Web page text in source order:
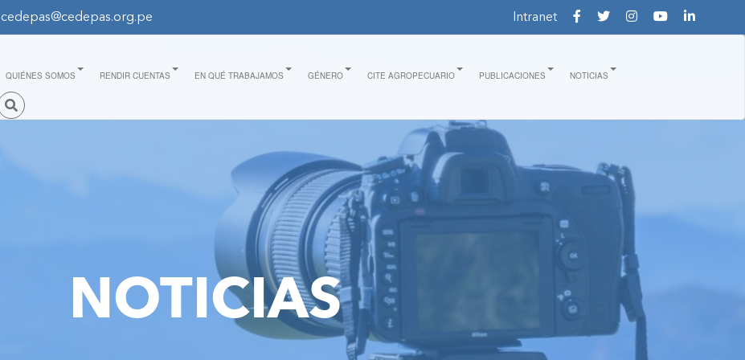
cedepas@cedepas.org.pe Intranet
QUIÉNES SOMOS RENDIR CUENTAS EN QUÉ TRABAJAMOS GÉNERO CITE AGROPECUARIO PUBLICACIONES NOTICIAS
NOTICIAS